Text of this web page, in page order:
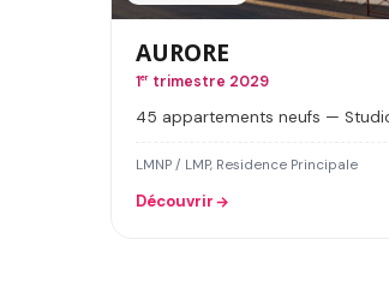
AURORE
1er trimestre 2029
45 appartements neufs —
LMNP / LMP, Residence Principale
Découvrir